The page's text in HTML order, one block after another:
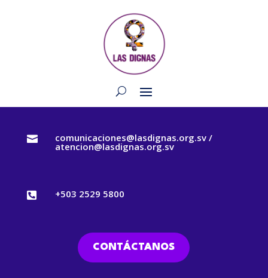
 comunicaciones@lasdignas.org.sv /
atencion@lasdignas.org.sv
 +503 2529 5800
CONTÁCTANOS